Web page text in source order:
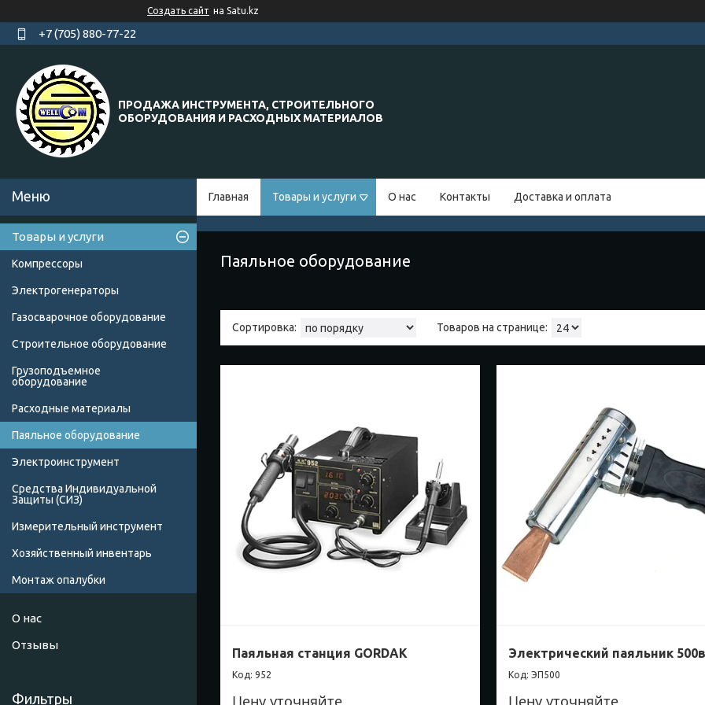
Создать сайт на Satu.kz
+7 (705) 880-77-22
ПРОДАЖА ИНСТРУМЕНТА, СТРОИТЕЛЬНОГО
ОБОРУДОВАНИЯ И РАСХОДНЫХ МАТЕРИАЛОВ
Главная Товары и услуги О нас Контакты Доставка и оплата
Паяльное оборудование
Паяльная станция GORDAK
952
Электрический паяльник
ЭП500
Товары и услуги
Компрессоры
Электрогенераторы
Газосварочное оборудование
Строительное оборудование
Грузоподъемное
оборудование
Расходные материалы
Паяльное оборудование
Электроинструмент
Средства Индивидуальной
Защиты (СИЗ)
Измерительный инструмент
Хозяйственный инвентарь
Монтаж опалубки
О нас
Отзывы
Фильтры